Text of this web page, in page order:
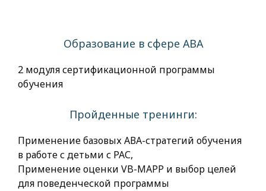
Образование в сфере АВА
2 модуля сертификационной программы
обучения
Пройденные тренинги:
Применение базовых АВА-стратегий обучения
в работе с детьми с РАС,
Применение оценки VB-MAPP и выбор целей
для поведенческой программы